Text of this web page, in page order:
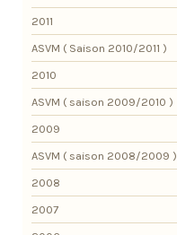
2011
ASVM ( Saison 2010/2011 )
2010
ASVM ( saison 2009/2010 )
2009
ASVM ( saison 2008/2009 )
2008
2007